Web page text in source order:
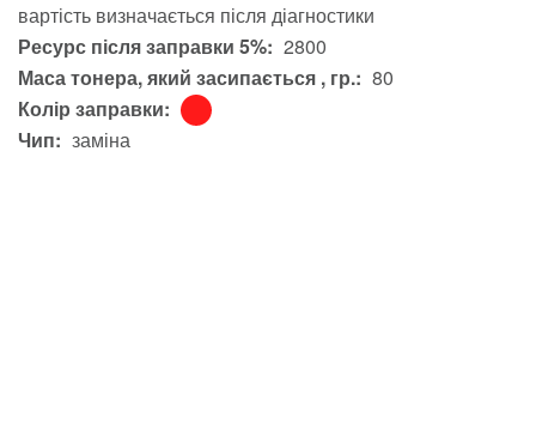
вартість визначається після діагностики
Ресурс після заправки 5%: 2800
Маса тонера, який засипається , гр.: 80
Колір заправки:
Чип: заміна